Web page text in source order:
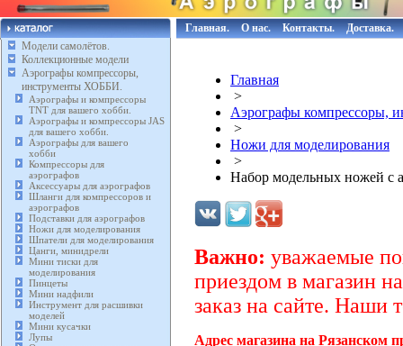
Модели самолётов.
Коллекционные модели
Аэрографы компрессоры,
инструменты ХОББИ.
Аэрографы и компрессоры
TNT для вашего хобби.
Аэрографы и компрессоры JAS
для вашего хобби.
Аэрографы для вашего
хобби
Компрессоры для
аэрографов
Аксессуары для аэрографов
Шланги для компрессоров и
аэрографов
Подставки для аэрографов
Ножи для моделирования
Шпатели для моделирования
Цанги, минидрели
Мини тиски для
моделирования
Пинцеты
Мини надфили
Инструмент для расшивки
моделей
Мини кусачки
Лупы
Главная. О нас. Контакты. Доставка.
Главная
>
Аэрографы компрессоры,
>
Ножи для моделирования
>
Набор модельных ножей с
Важно: уважаемые
приездом в магазин
заказ на сайте. Наши
Адрес магазина на Рязанском